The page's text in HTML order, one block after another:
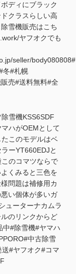
ディにブラック
クラスらしい高
雪機販売はこち
ヤフオクでも
seller/body080808#
冬#札幌
売#送料無料#全
除雪機KSS6SDF
マハがOEMとして
このモデルはベ
ラーYT660EDJと
このコマツならで
くみると三色を
問題は補修用カ
い個体が多いガ
ューターナカムラ
のリンクからど
#除雪機#ヤマハ
中古除雪
#ヤフオク#コマ